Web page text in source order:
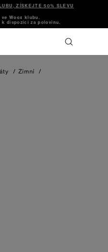
ZÍSKEJTE 50% SLEVU
ve Woox klubu.
dispozici za polovinu.
/ Zimní
/